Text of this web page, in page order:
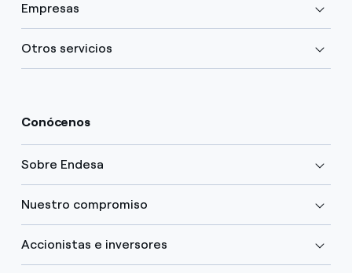
Empresas
Otros servicios
Conócenos
Sobre Endesa
Nuestro compromiso
Accionistas e inversores